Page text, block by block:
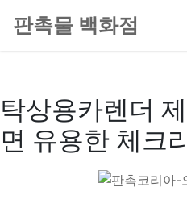
판촉물 백화점
탁상용카렌더
면 유용한 체크